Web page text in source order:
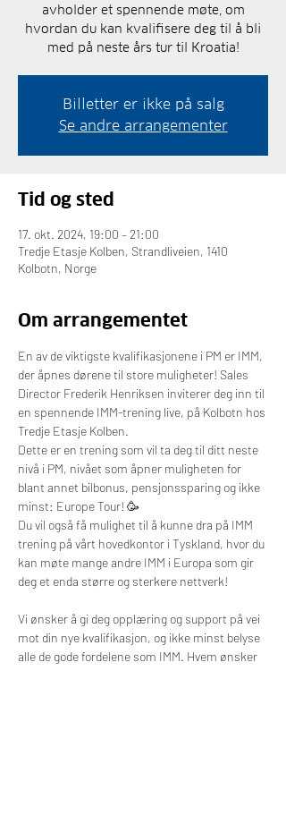
avholder et spennende møte, om
hvordan du kan kvalifisere deg til å bli
med på neste års tur til Kroatia!
Billetter er ikke på salg
Se andre arrangementer
Tid og sted
17. okt. 2024, 19:00 – 21:00
Tredje Etasje Kolben, Strandliveien, 1410
Kolbotn, Norge
Om arrangementet
En av de viktigste kvalifikasjonene i PM er IMM,
der åpnes dørene til store muligheter! Sales
Director Frederik Henriksen inviterer deg inn til
en spennende IMM-trening live, på Kolbotn hos
Tredje Etasje Kolben.
Dette er en trening som vil ta deg til ditt neste
nivå i PM, nivået som åpner muligheten for
blant annet bilbonus, pensjonssparing og ikke
minst: Europe Tour! 🥳
Du vil også få mulighet til å kunne dra på IMM
trening på vårt hovedkontor i Tyskland, hvor du
kan møte mange andre IMM i Europa som gir
deg et enda større og sterkere nettverk!
Vi ønsker å gi deg opplæring og support på vei
mot din nye kvalifikasjon, og ikke minst belyse
alle de gode fordelene som IMM. Hvem ønsker